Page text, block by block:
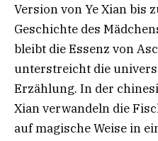
Version von Ye Xian bis
Geschichte des
bleibt die Essenz von
unterstreicht die
Erzählung. In der
Xian verwandeln die
auf magische Weise in